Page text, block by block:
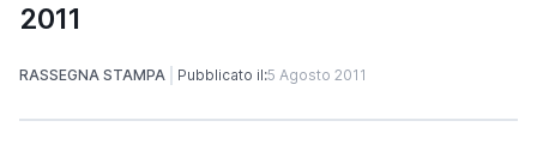
2011
RASSEGNA STAMPA Pubblicato il:5 Agosto 2011